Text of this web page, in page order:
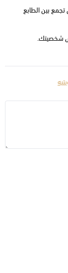
تجمع بين الطابع
شخصيتك.